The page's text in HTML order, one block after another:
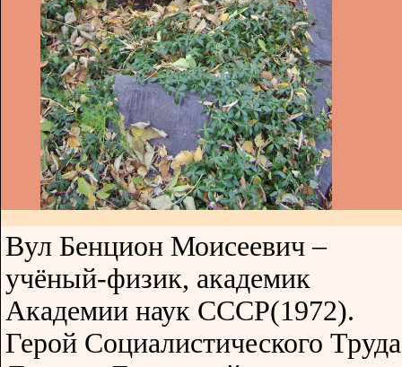
Вул Бенцион Моисеевич –
учёный-физик, академик
Академии наук СССР(1972).
Герой Социалистического